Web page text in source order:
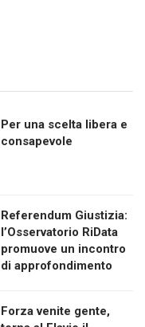
Per una scelta libera e
consapevole
Referendum Giustizia:
l’Osservatorio RiData
promuove un incontro
di approfondimento
Forza venite gente,